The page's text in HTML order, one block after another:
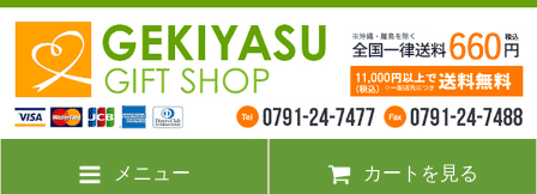
メニュー カートを見る